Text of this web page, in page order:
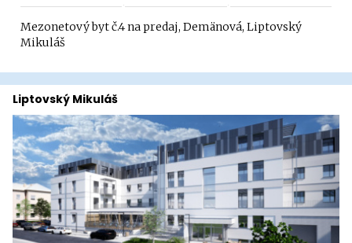
Mezonetový byt č.4 na predaj, Demänová, Liptovský
Mikuláš
Liptovský Mikuláš